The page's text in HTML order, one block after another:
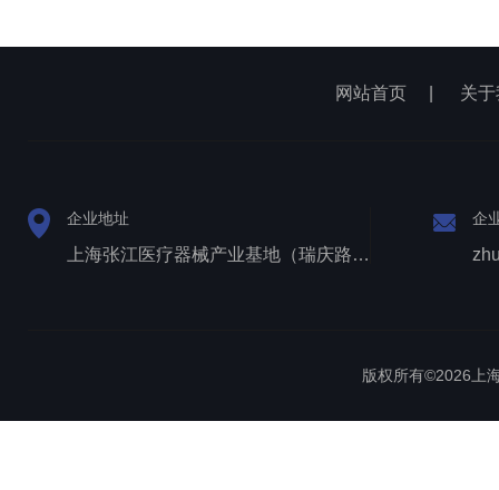
网站首页 关
企业地址
上海张江医疗器械产业基地（瑞庆路528号）
企
版权所有©2026